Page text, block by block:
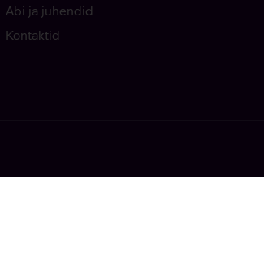
Abi ja juhendid
Kontaktid